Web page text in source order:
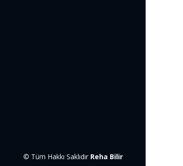
© Tüm Hakkı Saklıdır Reha Bilir